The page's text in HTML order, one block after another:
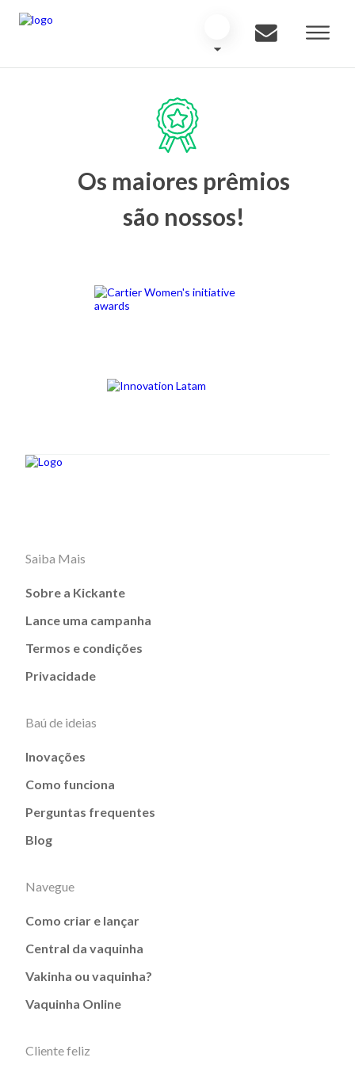
Os maiores prêmios
são nossos!
Saiba Mais
Sobre a Kickante
Lance uma campanha
Termos e condições
Privacidade
Baú de ideias
Inovações
Como funciona
Perguntas frequentes
Blog
Navegue
Como criar e lançar
Central da vaquinha
Vakinha ou vaquinha?
Vaquinha Online
Cliente feliz